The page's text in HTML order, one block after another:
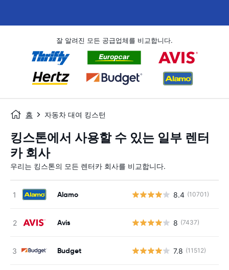
잘 알려진 모든 공급업체를 비교합니다.
홈 자동차 대여 킹스턴
킹스톤에서 사용할 수 있는 일부 렌터
카 회사
우리는 킹스톤의 모든 렌터카 회사를 비교합니다.
Alamo 8.4 (10701)
Avis 8 (7437)
Budget 7.8 (11512)